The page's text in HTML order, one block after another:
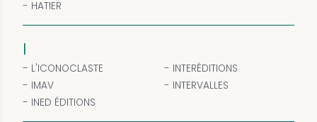
HATIER
I
L'ICONOCLASTE
IMAV
INED ÉDITIONS
INTERÉDITIONS
INTERVALLES